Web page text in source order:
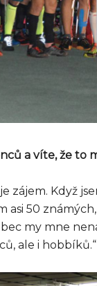
a víte, že to
zájem. Když
asi 50
my mne
ale i hobbíků.“